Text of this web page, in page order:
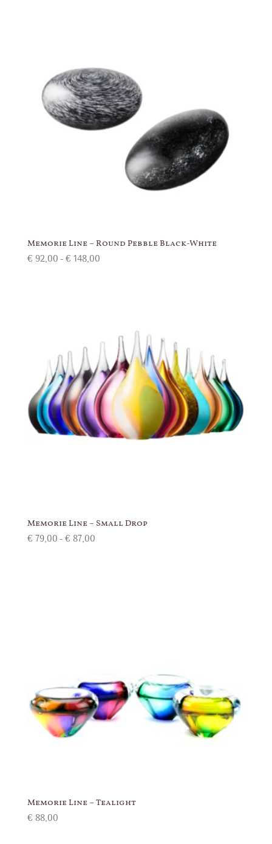
Memorie Line – Round Pebble Black-White
€ 92,00-€ 148,00Prijsklasse:
Memorie Line – Small Drop
€ 79,00-€ 87,00Prijsklasse:
Memorie Line – Tealight
€ 88,00